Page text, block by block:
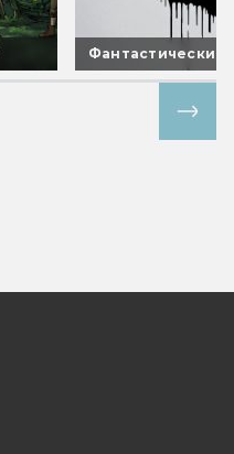
Фантастические